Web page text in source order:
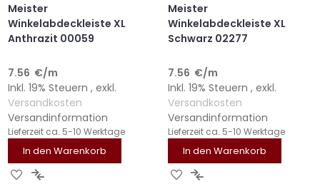
Meister
Winkelabdeckleiste XL
Anthrazit 00059
7.56 €/m
Inkl. 19% Steuern , exkl.
Versandkosten
Versandinformation
Lieferzeit ca. 5-10 Werktage
In den Warenkorb
ZURZUR
Meister
Winkelabdeckleiste XL
Schwarz 02277
7.56 €/m
Inkl. 19% Steuern , exkl.
Versandkosten
Versandinformation
Lieferzeit ca. 5-10 Werktage
In den Warenkorb
ZURZUR